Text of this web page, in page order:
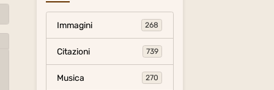
Immagini 268
Citazioni 739
Musica 270